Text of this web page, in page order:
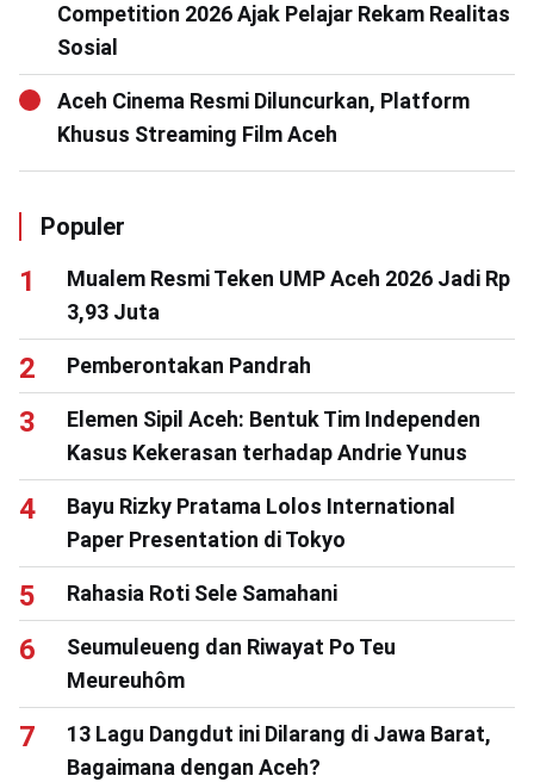
Competition 2026 Ajak Pelajar Rekam Realitas
Sosial
Aceh Cinema Resmi Diluncurkan, Platform
Khusus Streaming Film Aceh
Populer
Mualem Resmi Teken UMP Aceh 2026 Jadi Rp
3,93 Juta
Pemberontakan Pandrah
Elemen Sipil Aceh: Bentuk Tim Independen
Kasus Kekerasan terhadap Andrie Yunus
Bayu Rizky Pratama Lolos International
Paper Presentation di Tokyo
Rahasia Roti Sele Samahani
Seumuleueng dan Riwayat Po Teu
Meureuhôm
13 Lagu Dangdut ini Dilarang di Jawa Barat,
Bagaimana dengan Aceh?